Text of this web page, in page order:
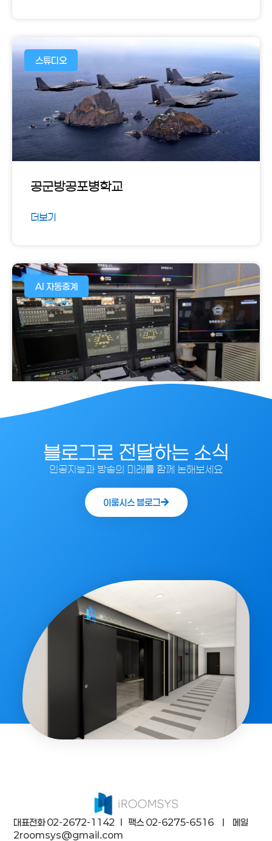
스튜디오
공군방공포병학교
더보기
AI 자동중계
울산 남구의회
더보기
서울 강동구의회
블로그로 전달하는 소식
인공지능과 방송의 미래를 함께 논해보세요
이룸시스 블로그
대표전화 02-2672-1142 l 팩스 02-6275-6516 ㅣ 메일
2roomsys@gmail.com